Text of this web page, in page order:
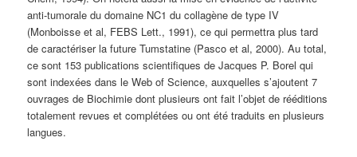
anti-tumorale du domaine NC1 du collagène de type IV
(Monboisse et al, FEBS Lett., 1991), ce qui permettra plus tard
de caractériser la future Tumstatine (Pasco et al, 2000). Au total,
ce sont 153 publications scientifiques de Jacques P. Borel qui
sont indexées dans le Web of Science, auxquelles s’ajoutent 7
ouvrages de Biochimie dont plusieurs ont fait l’objet de rééditions
totalement revues et complétées ou ont été traduits en plusieurs
langues.